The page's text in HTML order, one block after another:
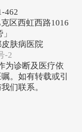
462
区西虹西路1016
肤病医院
-2
为诊断及医疗依
。如有转载或引
们联系。